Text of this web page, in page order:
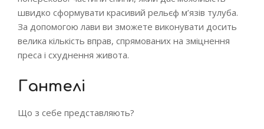
швидко сформувати красивий рельєф м’язів тулуба.
За допомогою лави ви зможете виконувати досить
велика кількість вправ, спрямованих на зміцнення
преса і схуднення живота.
Гантелі
Що з себе представляють?